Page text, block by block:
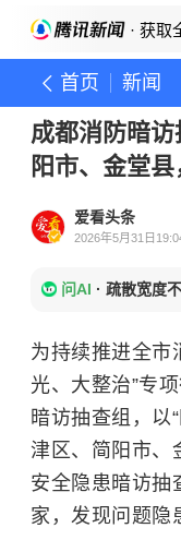
· 获取
首页 新闻
成都消防暗
阳市、金堂
爱看头条
2026年5月31日
问AI · 疏散宽度
为持续推进全市
光、大整治”专
暗访抽查组，以
津区、 简阳市、
安全隐患暗访抽
家，发现问题隐